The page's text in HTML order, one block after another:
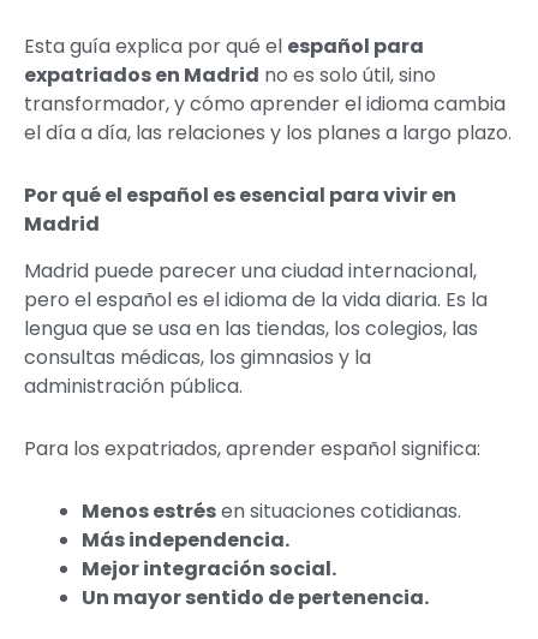
Esta guía explica por qué el español para
expatriados en Madrid no es solo útil, sino
transformador, y cómo aprender el idioma cambia
el día a día, las relaciones y los planes a largo plazo.
Por qué el español es esencial para vivir en
Madrid
Madrid puede parecer una ciudad internacional,
pero el español es el idioma de la vida diaria. Es la
lengua que se usa en las tiendas, los colegios, las
consultas médicas, los gimnasios y la
administración pública.
Para los expatriados, aprender español significa:
Menos estrésen situaciones cotidianas.
Más independencia.
Mejor integración social.
Un mayor sentido de pertenencia.